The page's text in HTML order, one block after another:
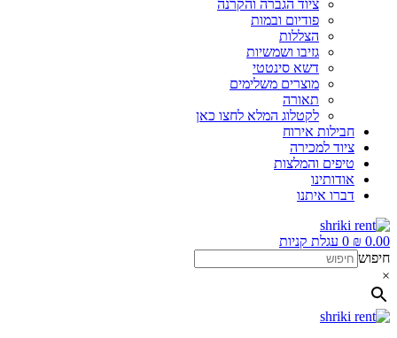
ציוד הגברה והקרנה
פודיום ובמות
הצללות
גזיבו ושמשיות
דשא סינטטי
מוצרים משלימים
תאורה
לקטלוג המלא לחצו כאן
חבילות אירוח
ציוד למכירה
טיפים והמלצות
אודותינו
דברו איתנו
₪ 0.00
0 עגלת קניות
חיפוש
×